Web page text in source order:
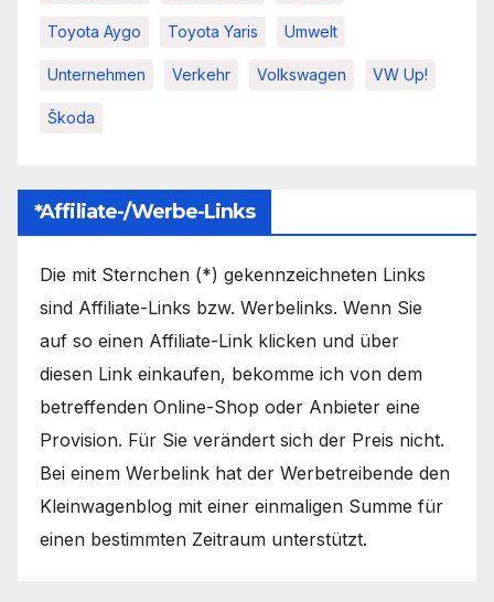
Toyota Aygo Toyota Yaris Umwelt
Unternehmen Verkehr Volkswagen VW Up!
Škoda
*Affiliate-/Werbe-Links
Die mit Sternchen (*) gekennzeichneten Links
sind Affiliate-Links bzw. Werbelinks. Wenn Sie
auf so einen Affiliate-Link klicken und über
diesen Link einkaufen, bekomme ich von dem
betreffenden Online-Shop oder Anbieter eine
Provision. Für Sie verändert sich der Preis nicht.
Bei einem Werbelink hat der Werbetreibende den
Kleinwagenblog mit einer einmaligen Summe für
einen bestimmten Zeitraum unterstützt.